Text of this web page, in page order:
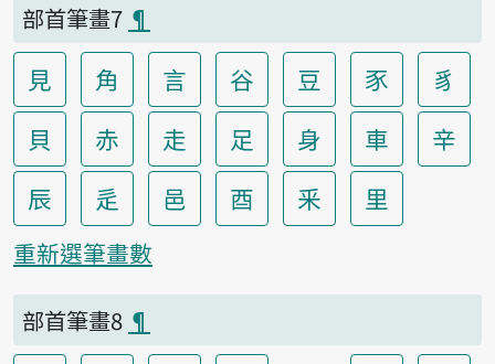
部首筆畫7 ¶
見 角 言 谷 豆 豕
豸
貝
赤 走 足 身 車
辛
辰
辵 邑 酉 釆 里
重新選筆畫數
部首筆畫8 ¶